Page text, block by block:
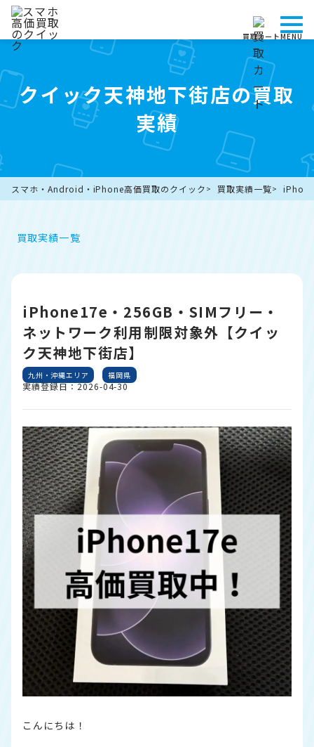
買取カートMENU
クイック天神地下街店の買取
実績
スマホ・Android・iPhone高価買取のクイック 買取実績一覧
買取実績一覧
iPhone17e・256GB・SIMフリー・
ネットワーク利用制限対象外【クイッ
ク天神地下街店】
九州・沖縄エリア 福岡県
実績登録日：2026-04-30
こんにちは！